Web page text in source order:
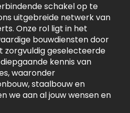
schakel op te
uitgebreide netwerk van
Onze rol ligt in het
bouwdiensten door
zorgvuldig geselecteerde
kennis van
waaronder
staalbouw en
we aan al jouw wensen en